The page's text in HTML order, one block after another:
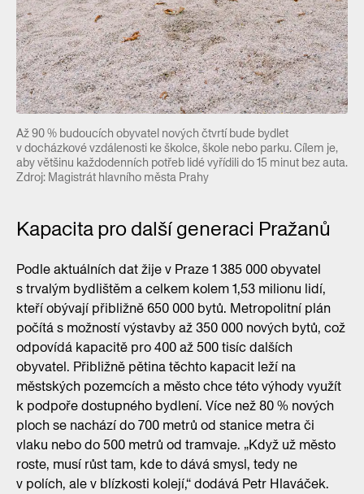
Až 90 % budoucích obyvatel nových čtvrtí bude bydlet
v docházkové vzdálenosti ke školce, škole nebo parku. Cílem je,
aby většinu každodenních potřeb lidé vyřídili do 15 minut bez auta.
Zdroj: Magistrát hlavního města Prahy
Kapacita pro další generaci Pražanů
Podle aktuálních dat žije v Praze 1 385 000 obyvatel
s trvalým bydlištěm a celkem kolem 1,53 milionu lidí,
kteří obývají přibližně 650 000 bytů. Metropolitní plán
počítá s možností výstavby až 350 000 nových bytů, což
odpovídá kapacitě pro 400 až 500 tisíc dalších
obyvatel. Přibližně pětina těchto kapacit leží na
městských pozemcích a město chce této výhody využít
k podpoře dostupného bydlení. Více než 80 % nových
ploch se nachází do 700 metrů od stanice metra či
vlaku nebo do 500 metrů od tramvaje. „Když už město
roste, musí růst tam, kde to dává smysl, tedy ne
v polích, ale v blízkosti kolejí,“ dodává Petr Hlaváček.